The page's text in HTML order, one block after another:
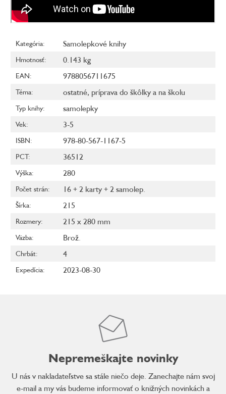
Kategória: Samolepkové knihy
Hmotnosť: 0.143 kg
EAN: 9788056711675
Téma: ostatné, príprava do škôlky a na školu
Typ knihy: samolepky
Vek: 3-5
ISBN: 978-80-567-1167-5
PCT: 36512
Výška: 280
Počet strán: 16 + 2 karty + 2 samolep.
Šírka: 215
Rozmery: 215 x 280 mm
Väzba: Brož.
Chrbát: 4
Expedícia: 2023-08-30
Nepremeškajte novinky
U nás v nakladateľstve sa stále niečo deje. Zanechajte nám svoj
e-mail a my vás budeme informovať o knižných novinkách a